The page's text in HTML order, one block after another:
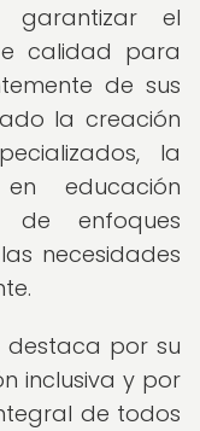
garantizar el
calidad para
de sus
la creación
la
educación
enfoques
necesidades
destaca por su
inclusiva y por
de todos